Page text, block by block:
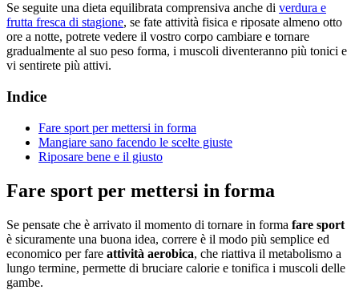
Se seguite una dieta equilibrata comprensiva anche di verdura e
frutta fresca di stagione, se fate attività fisica e riposate almeno otto
ore a notte, potrete vedere il vostro corpo cambiare e tornare
gradualmente al suo peso forma, i muscoli diventeranno più tonici e
vi sentirete più attivi.
Indice
Fare sport per mettersi in forma
Mangiare sano facendo le scelte giuste
Riposare bene e il giusto
Fare sport per mettersi in forma
Se pensate che è arrivato il momento di tornare in forma fare sport
è sicuramente una buona idea, correre è il modo più semplice ed
economico per fare attività aerobica, che riattiva il metabolismo a
lungo termine, permette di bruciare calorie e tonifica i muscoli delle
gambe.